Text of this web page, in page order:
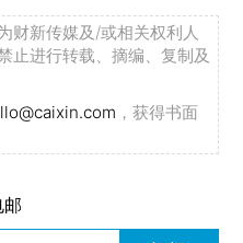
财新传媒及/或相关权利人
止进行转载、摘编、复制及
，获得书面